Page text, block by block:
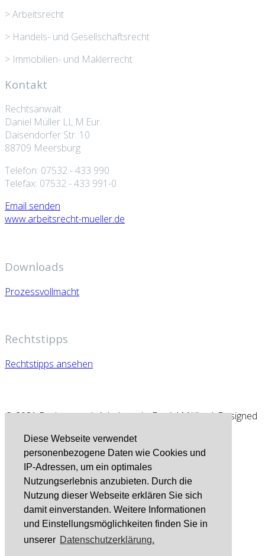
Diese Webseite verwendet
personenbezogene Daten wie Cookies und
IP-Adressen, um ein optimales
Nutzungserlebnis anzubieten. Durch die
Nutzung dieser Webseite erklären Sie sich
damit einverstanden. Weitere Informationen
und Einstellungsmöglichkeiten finden Sie in
unserer Datenschutzerklärung.
> Arbeitsrecht
> Handels- und Gesellschaftsrecht
> Immobilien- und Maklerrecht
Kontakt
Rechtsanwalt
Daniel Müller LL.M.Eur.
Daisendorfer Str. 10
88709 Meersburg
Telefon: 07532 - 433 990
Telefax: 07532 - 433 991-0
Email senden
www.arbeitsrecht-mueller.de
Downloads
Prozessvollmacht
Rechtstipps
Rechtstipps ansehen
© 2021 Rechtsanwalt Arbeitsrecht Daniel Müller | Designed
Startseite
Kündigung
Verhaltensbedingte Kündigung
Personenbedingte Kündigung
Betriebsbedinge Kündigung
Aufhebungs- / Abwicklungsvertrag
Abmahnung